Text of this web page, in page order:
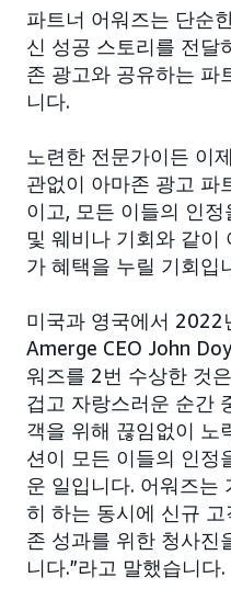
파트너 어워즈는 단순
신 성공 스토리를 전달
존 광고와 공유하는 파
니다.
노련한 전문가이든 이
관없이 아마존 광고 파
이고, 모든 이들의 인
및 웨비나 기회와 같이
가 혜택을 누릴 기회입
미국과 영국에서 2022
Amerge CEO John
워즈를 2번 수상한 것
겁고 자랑스러운 순간
객을 위해 끊임없이 노
션이 모든 이들의 인정
운 일입니다. 어워즈는
히 하는 동시에 신규
존 성과를 위한 청사진
니다.”라고 말했습니다.